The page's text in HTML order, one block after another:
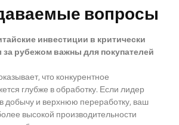
вопросы
инвестиции в критически
рубежом важны для покупателей
что конкурентное
глубже в обработку. Если лидер
добычу и верхнюю переработку, ваш
высокой производительности